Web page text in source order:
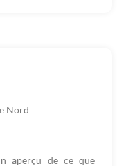
Nord
aperçu de ce que